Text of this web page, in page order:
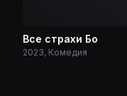
Все страхи Бо
2023, Комедия